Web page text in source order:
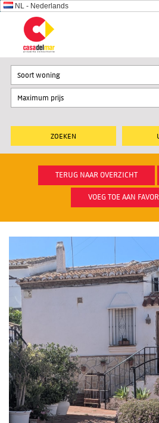
NL - Nederlands
Soort woning
TERUG NAAR OVERZICHT
VOEG TOE AAN